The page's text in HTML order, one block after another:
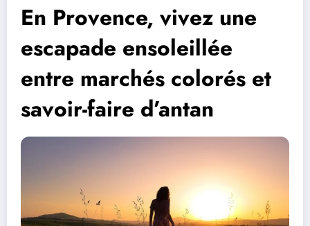
En Provence, vivez une
escapade ensoleillée
entre marchés colorés et
savoir-faire d’antan